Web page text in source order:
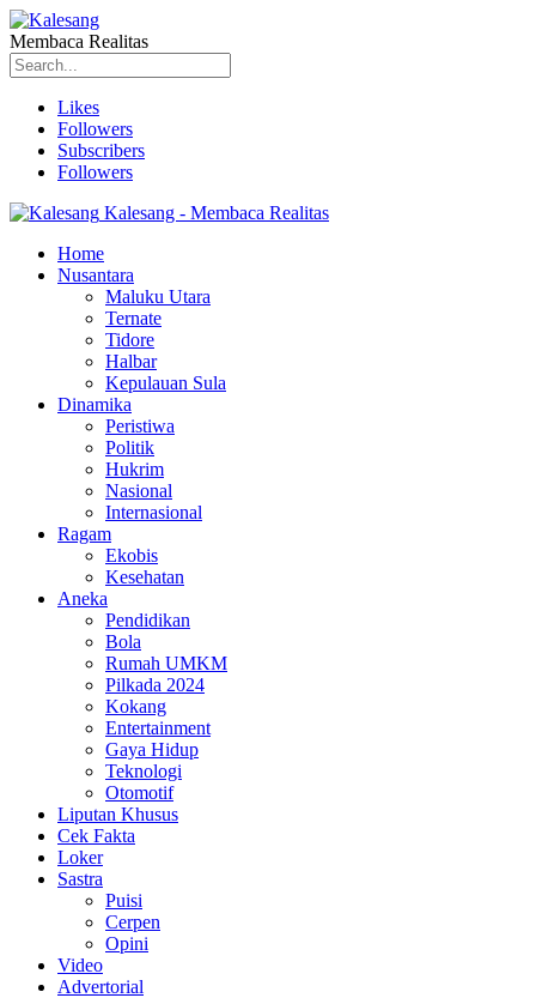
Membaca Realitas
Likes
Followers
Subscribers
Followers
Kalesang - Membaca Realitas
Home
Nusantara
Maluku Utara
Ternate
Tidore
Halbar
Kepulauan Sula
Dinamika
Peristiwa
Politik
Hukrim
Nasional
Internasional
Ragam
Ekobis
Kesehatan
Aneka
Pendidikan
Bola
Rumah UMKM
Pilkada 2024
Kokang
Entertainment
Gaya Hidup
Teknologi
Otomotif
Liputan Khusus
Cek Fakta
Loker
Sastra
Puisi
Cerpen
Opini
Video
Advertorial